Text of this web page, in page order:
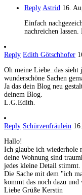
Reply Astrid 16.
Einfach
nachreichen
Reply Edith Götschhofer
Oh meine Liebe..das
wunderschöne Sachen
Ja das dein Blog neu
deinem Blog.
L.G.Edith.
Reply Schürzenfräulein
Hallo!
Ich glaube ich wiederhole
deine Wohnung sind
jedes kleine Detail stimmt.
Die Sache mit dem "ich
kommt das noch dazu
Liebe Grüße Kerstin